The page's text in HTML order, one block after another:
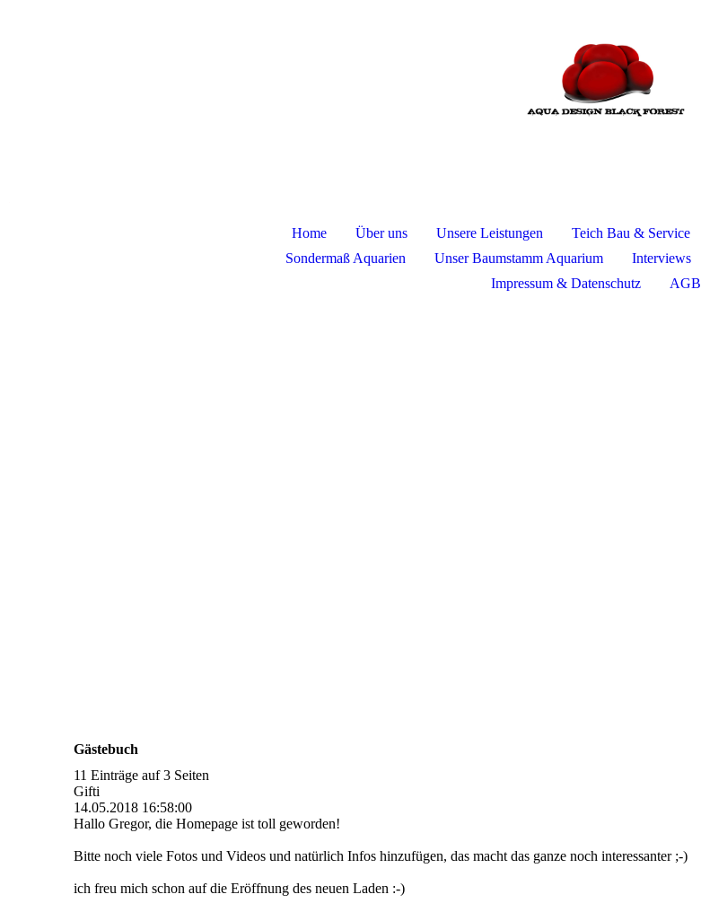
Home Über uns Unsere Leistungen Teich Bau & Service
Sondermaß Aquarien
Unser Baumstamm Aquarium Interviews
Impressum & Datenschutz
AGB
Gästebuch
11 Einträge auf 3 Seiten
Gifti
14.05.2018 16:58:00
Hallo Gregor, die Homepage ist toll geworden!
Bitte noch viele Fotos und Videos und natürlich Infos hinzufügen, das macht das ganze noch interessanter ;-)
ich freu mich schon auf die Eröffnung des neuen Laden :-)